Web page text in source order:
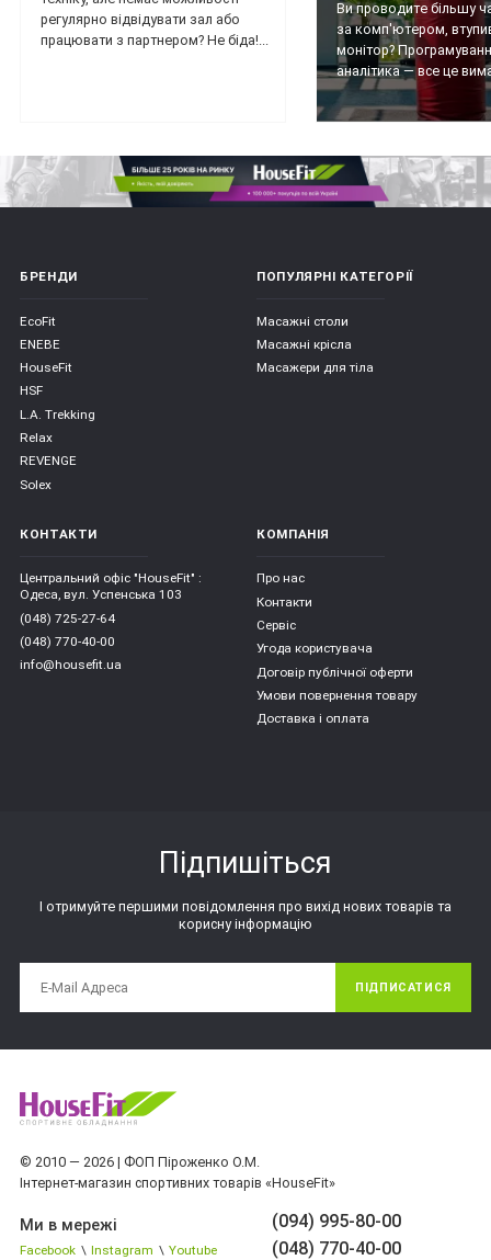
регулярно відвідувати зал або
працювати з партнером? Не біда!...
Ви проводите більшу
за комп'ютером,
монітор?
аналітика — все це
БРЕНДИ
EcoFit
ENEBE
HouseFit
HSF
L.A. Trekking
Relax
REVENGE
Solex
ПОПУЛЯРНІ КАТЕГОРІЇ
Масажні столи
Масажні крісла
Масажери для тіла
КОНТАКТИ
Центральний офіс "HouseFit" :
Одеса, вул. Успенська 103
(048) 725-27-64
(048) 770-40-00
info@housefit.ua
КОМПАНІЯ
Про нас
Контакти
Сервіс
Угода користувача
Договір публічної оферти
Умови повернення товару
Доставка і оплата
Підпишіться
І отримуйте першими повідомлення про вихід нових товарів та
корисну інформацію
ПІДПИСАТИСЯ
© 2010 — 2026 | ФОП Піроженко О.М.
Інтернет-магазин спортивних товарів «HouseFit»
(094) 995-80-00
(048) 770-40-00
Ми в мережі
Facebook \ Instagram \ Youtube